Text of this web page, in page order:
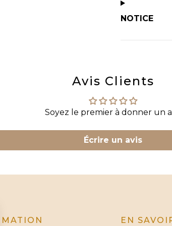
NOTICE
Avis Clients
Soyez le premier à donner un
Écrire un avis
EN